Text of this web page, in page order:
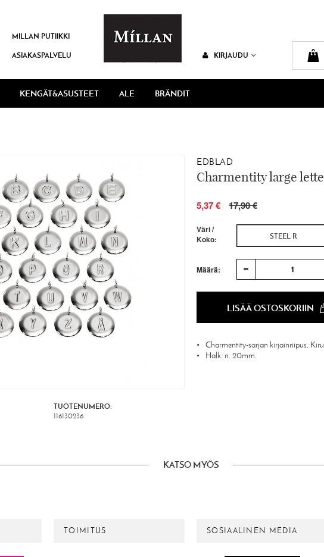
MILLAN PUTIIKKI
ASIAKASPALVELU KIRJAUDU
KENGÄT&ASUSTEET ALE BRÄNDIT
EDBLAD
Charmentity large
5,37 € 17,90 €
Väri /
Koko:
STEEL R
Määrä: 1
LISÄÄ OSTOSKORIIN
Charmentity-sarjan kirjainriipus.
Halk. n. 20mm.
TUOTENUMERO:
116130236
KATSO MYÖS
TOIMITUS SOSIAALINEN MEDIA